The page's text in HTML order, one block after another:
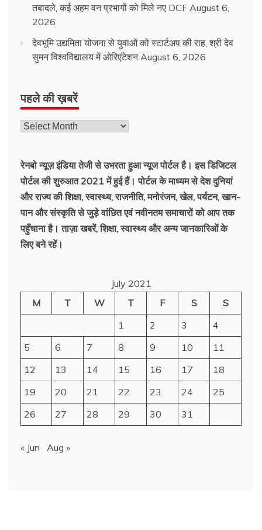
तबादले, कई अहम वन प्रभागों को मिले नए DCF August 6,
2026
देवभूमि उद्यमिता योजना से युवाओं को स्टार्टअप की राह, श्री देव
सुमन विश्वविद्यालय में ओरिएंटेशन August 6, 2026
पहले की ख़बरें
रेनबो न्यूज़ इंडिया तेजी से उभरता हुआ न्‍यूज पोर्टल है। इस डिजिटल
पोर्टल की शुरुआत 2021 में हुई हैं। पोर्टल के माध्यम से देश दुनियां
और राज्य की शिक्षा, स्वास्थ्य, राजनीति, मनोरंजन, खेल, पर्यटन, खान-
पान और संस्कृति से जुड़े वांछित एवं नवीनतम समाचारों को आप तक
पहुँचाना है। ताज़ा खबरें, शिक्षा, स्वास्थ्य और अन्य जानकारिओं के
लिए बने रहें।
July 2021
M
T W T F S
S
1
2 3
4
5
6 7 8 9 10
11
12
13 14 15 16 17
18
19
20 21 22 23 24
25
26
27 28 29 30 31
« Jun Aug »